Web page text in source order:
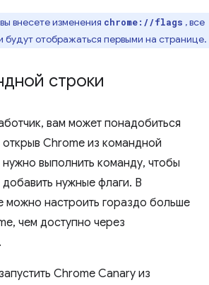
внесете изменения chrome://flags , все
будут отображаться первыми на странице.
строки
вам может понадобиться
открыв Chrome из командной
выполнить команду, чтобы
нужные флаги. В
можно настроить гораздо больше
чем доступно через
.
Chrome Canary из